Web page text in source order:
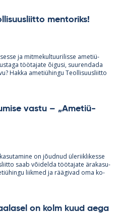
men­to­riks!
ja mit­me­kul­tuu­ri­lisse ame­tiü­
töö­ta­jate õi­gusi, suu­ren­dada
Hakka ame­tiü­hingu Teol­li­suus­liitto
vastu – „Ame­tiü­
on jõud­nud üle­riikli­kesse
saab või­delda töö­ta­jate ära­ka­su­
liik­med ja rää­gi­vad oma ko­
on kolm kuud aega